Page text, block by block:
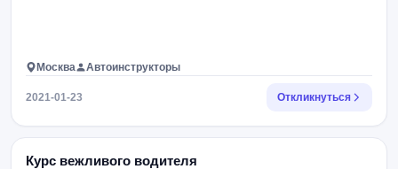
Москва Автоинструкторы
2021-01-23 Откликнуться
Курс вежливого водителя